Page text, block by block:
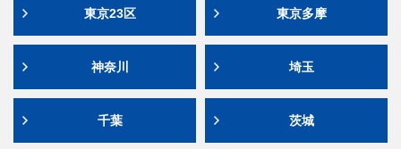
東京23区 東京多摩
神奈川 埼玉
千葉 茨城